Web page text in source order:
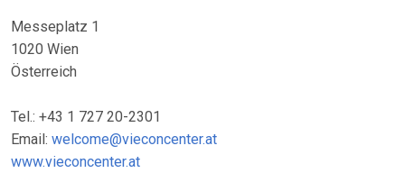
Messeplatz 1
1020 Wien
Österreich
Tel.: +43 1 727 20-2301
Email: welcome@vieconcenter.at
www.vieconcenter.at